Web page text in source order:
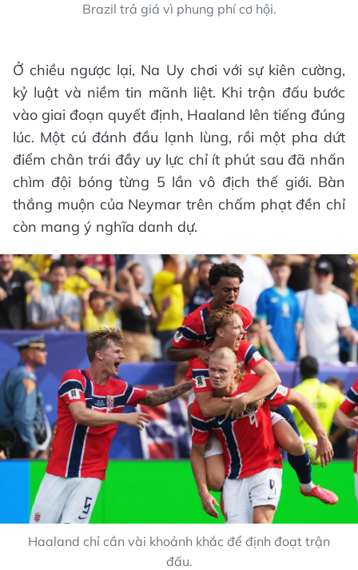
Brazil trả giá vì phung phí cơ hội.
Ở chiều ngược lại, Na Uy chơi với sự kiên cường,
kỷ luật và niềm tin mãnh liệt. Khi trận đấu bước
vào giai đoạn quyết định, Haaland lên tiếng đúng
lúc. Một cú đánh đầu lạnh lùng, rồi một pha dứt
điểm chân trái đầy uy lực chỉ ít phút sau đã nhấn
chìm đội bóng từng 5 lần vô địch thế giới. Bàn
thắng muộn của Neymar trên chấm phạt đền chỉ
còn mang ý nghĩa danh dự.
Haaland chỉ cần vài khoảnh khắc để định đoạt trận
đấu.